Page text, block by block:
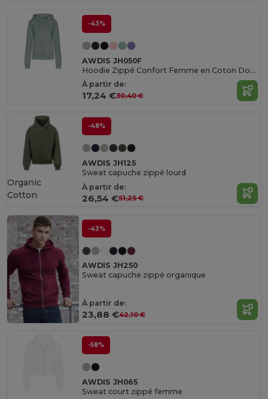
-43%
AWDIS JH050F
Hoodie Zippé Confort Femme en Coton Doux
À partir de:
17,24 €30,40 €
-48%
AWDIS JH125
Sweat capuche zippé lourd
À partir de:
26,54 €51,25 €
Organic
Cotton
-43%
AWDIS JH250
Sweat capuche zippé organique
À partir de:
23,88 €42,10 €
-58%
AWDIS JH065
Sweat court zippé femme